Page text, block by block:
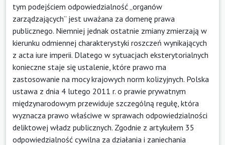
tym podejściem odpowiedzialność „organów
zarządzających” jest uważana za domenę prawa
publicznego. Niemniej jednak ostatnie zmiany zmierzają w
kierunku odmiennej charakterystyki roszczeń wynikających
z acta iure imperii. Dlatego w sytuacjach eksterytorialnych
konieczne staje się ustalenie, które prawo ma
zastosowanie na mocy krajowych norm kolizyjnych. Polska
ustawa z dnia 4 lutego 2011 r. o prawie prywatnym
międzynarodowym przewiduje szczególną regułę, która
wyznacza prawo właściwe w sprawach odpowiedzialności
deliktowej władz publicznych. Zgodnie z artykułem 35
odpowiedzialność cywilna za działania i zaniechania